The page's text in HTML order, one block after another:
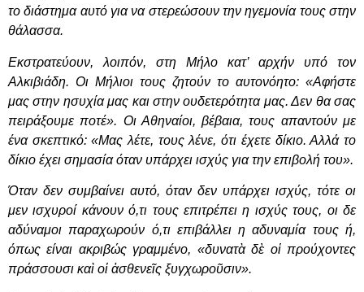
το διάστημα αυτό για να στερεώσουν την ηγεμονία τους στην
θάλασσα.
Εκστρατεύουν, λοιπόν, στη Μήλο κατ’ αρχήν υπό τον
Αλκιβιάδη. Οι Μήλιοι τους ζητούν το αυτονόητο: «Αφήστε
μας στην ησυχία μας και στην ουδετερότητα μας. Δεν θα σας
πειράξουμε ποτέ». Οι Αθηναίοι, βέβαια, τους απαντούν με
ένα σκεπτικό: «Μας λέτε, τους λένε, ότι έχετε δίκιο. Αλλά το
δίκιο έχει σημασία όταν υπάρχει ισχύς για την επιβολή του».
Όταν δεν συμβαίνει αυτό, όταν δεν υπάρχει ισχύς, τότε οι
μεν ισχυροί κάνουν ό,τι τους επιτρέπει η ισχύς τους, οι δε
αδύναμοι παραχωρούν ό,τι επιβάλλει η αδυναμία τους ή,
όπως είναι ακριβώς γραμμένο, «δυνατὰ δὲ οἱ προύχοντες
πράσσουσι καὶ οἱ ἀσθενεῖς ξυγχωροῦσιν».